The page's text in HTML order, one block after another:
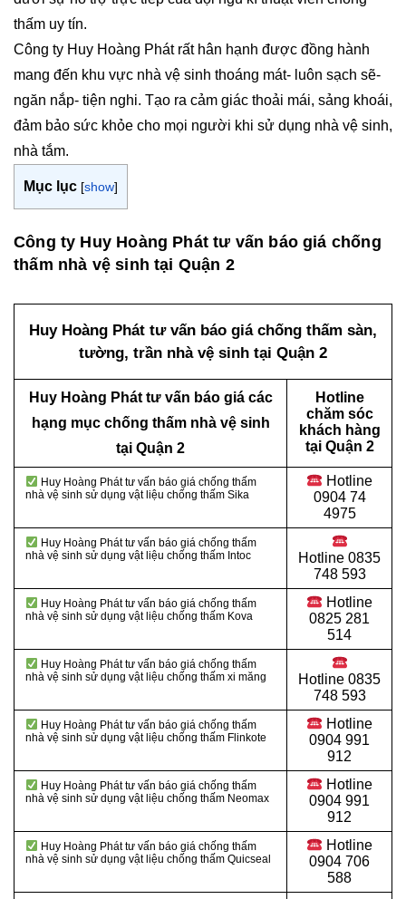
thấm uy tín.
Công ty Huy Hoàng Phát rất hân hạnh được đồng hành
mang đến khu vực nhà vệ sinh thoáng mát- luôn sạch sẽ-
ngăn nắp- tiện nghi. Tạo ra cảm giác thoải mái, sảng khoái,
đảm bảo sức khỏe cho mọi người khi sử dụng nhà vệ sinh,
nhà tắm.
Mục lục [show]
Công ty Huy Hoàng Phát tư vấn báo giá chống
thấm nhà vệ sinh tại Quận 2
Huy Hoàng Phát tư vấn báo giá chống thấm sàn,
tường, trần nhà vệ sinh tại Quận 2
Huy Hoàng Phát tư vấn báo giá các
hạng mục chống thấm nhà vệ sinh
tại Quận 2
Hotline
chăm sóc
khách hàng
tại Quận 2
Huy Hoàng Phát tư vấn báo giá chống thấm
nhà vệ sinh sử dụng vật liệu chống thấm Sika
Hotline
0904 74
4975
Huy Hoàng Phát tư vấn báo giá chống thấm
nhà vệ sinh sử dụng vật liệu chống thấm Intoc
Hotline 0835
748 593
Huy Hoàng Phát tư vấn báo giá chống thấm
nhà vệ sinh sử dụng vật liệu chống thấm Kova
Hotline
0825 281
514
Huy Hoàng Phát tư vấn báo giá chống thấm
nhà vệ sinh sử dụng vật liệu chống thấm xi măng Hotline 0835
748 593
Huy Hoàng Phát tư vấn báo giá chống thấm
nhà vệ sinh sử dụng vật liệu chống thấm Flinkote
Hotline
0904 991
912
Huy Hoàng Phát tư vấn báo giá chống thấm
nhà vệ sinh sử dụng vật liệu chống thấm Neomax
Hotline
0904 991
912
Huy Hoàng Phát tư vấn báo giá chống thấm
nhà vệ sinh sử dụng vật liệu chống thấm Quicseal
Hotline
0904 706
588